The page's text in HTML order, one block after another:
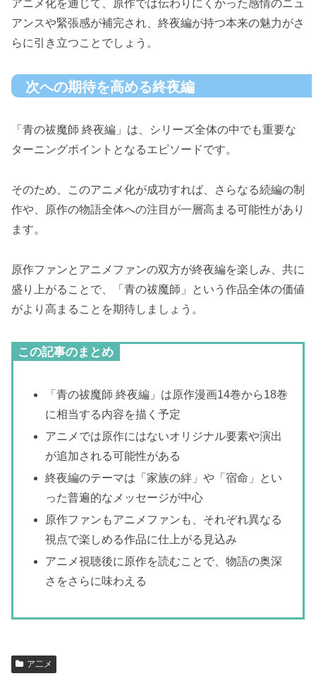
アニメ化を通じて、原作では伝わりにくかった感情のニュ
アンスや緊張感が補完され、終夜編が持つ本来の魅力がさ
らに引き立つことでしょう。
次への期待を高める終夜編
「青の祓魔師 終夜編」は、シリーズ全体の中でも重要な
ターニングポイントとなるエピソードです。
そのため、このアニメ化が成功すれば、さらなる続編の制
作や、原作の物語全体への注目が一層高まる可能性があり
ます。
原作ファンとアニメファンの双方が終夜編を楽しみ、共に
盛り上がることで、「青の祓魔師」という作品全体の価値
がより高まることを期待しましょう。
この記事のまとめ
「青の祓魔師 終夜編」は原作漫画14巻から18巻
に相当する内容を描く予定
アニメでは原作にはないオリジナル要素や演出
が追加される可能性がある
終夜編のテーマは「家族の絆」や「宿命」とい
った普遍的なメッセージが中心
原作ファンもアニメファンも、それぞれ異なる
視点で楽しめる作品に仕上がる見込み
アニメ視聴後に原作を読むことで、物語の奥深
さをさらに味わえる
ア二メ